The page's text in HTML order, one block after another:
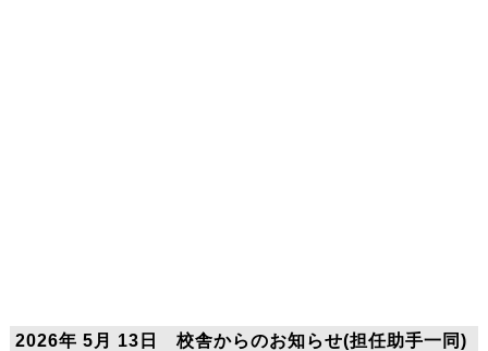
2026年 5月 13日 校舎からのお知らせ(担任助手一同)